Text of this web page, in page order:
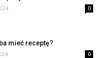
0
mieć receptę?
0